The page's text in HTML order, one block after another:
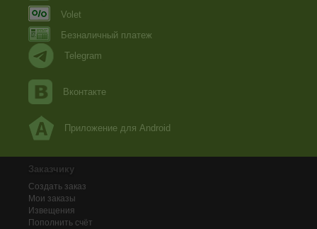
Volet
Безналичный платеж
Telegram
Вконтакте
Приложение для Android
Заказчику
Создать заказ
Мои заказы
Извещения
Пополнить счёт